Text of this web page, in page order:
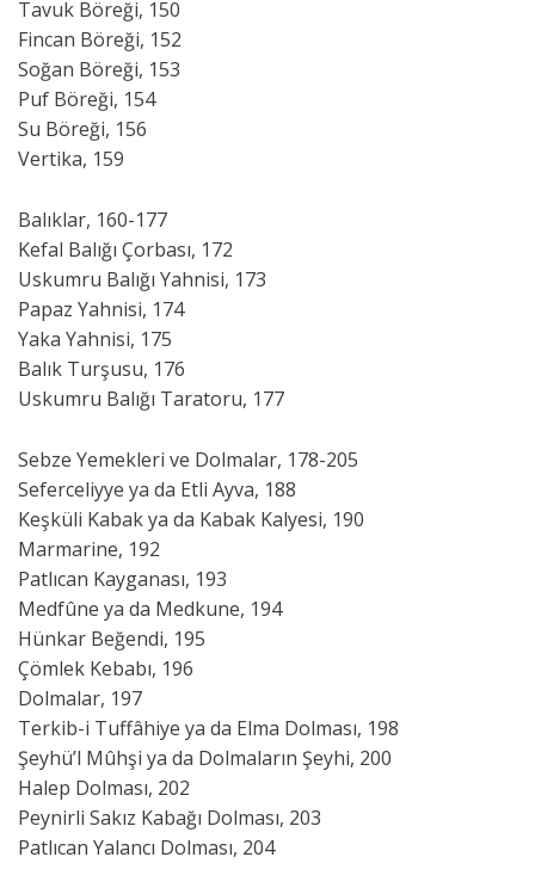
Tavuk Böreği, 150
Fincan Böreği, 152
Soğan Böreği, 153
Puf Böreği, 154
Su Böreği, 156
Vertika, 159
Balıklar, 160-177
Kefal Balığı Çorbası, 172
Uskumru Balığı Yahnisi, 173
Papaz Yahnisi, 174
Yaka Yahnisi, 175
Balık Turşusu, 176
Uskumru Balığı Taratoru, 177
Sebze Yemekleri ve Dolmalar, 178-205
Seferceliyye ya da Etli Ayva, 188
Keşküli Kabak ya da Kabak Kalyesi, 190
Marmarine, 192
Patlıcan Kayganası, 193
Medfûne ya da Medkune, 194
Hünkar Beğendi, 195
Çömlek Kebabı, 196
Dolmalar, 197
Terkib-i Tuffâhiye ya da Elma Dolması, 198
Şeyhü’l Mûhşi ya da Dolmaların Şeyhi, 200
Halep Dolması, 202
Peynirli Sakız Kabağı Dolması, 203
Patlıcan Yalancı Dolması, 204